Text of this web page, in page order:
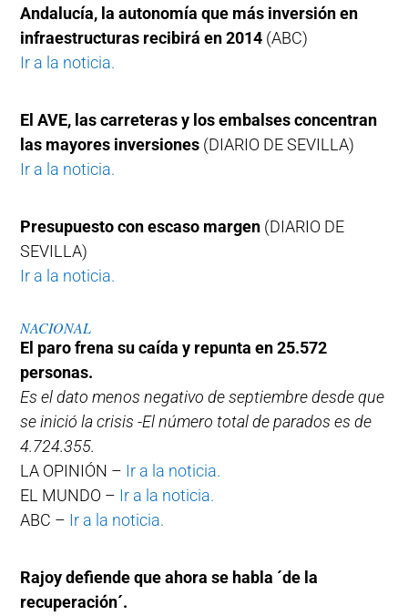
Andalucía, la autonomía que más inversión en
infraestructuras recibirá en 2014 (ABC)
Ir a la noticia.
El AVE, las carreteras y los embalses concentran
las mayores inversiones (DIARIO DE SEVILLA)
Ir a la noticia.
Presupuesto con escaso margen (DIARIO DE
SEVILLA)
Ir a la noticia.
NACIONAL
El paro frena su caída y repunta en 25.572
personas.
Es el dato menos negativo de septiembre desde que
se inició la crisis -El número total de parados es de
4.724.355.
LA OPINIÓN – Ir a la noticia.
EL MUNDO – Ir a la noticia.
ABC – Ir a la noticia.
Rajoy defiende que ahora se habla ´de la
recuperación´.